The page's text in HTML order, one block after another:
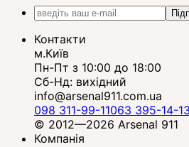
Контакти
м.Київ
Пн-Пт з 10:00 до 18:00
Сб-Нд: вихідний
info@arsenal911.com.ua
098 311-99-11063 395-14-13
© 2012—2026 Arsenal 911
Компанія